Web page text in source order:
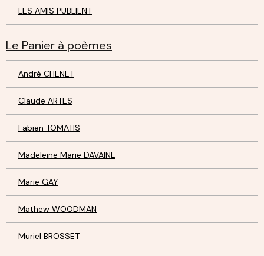
LES AMIS PUBLIENT
Le Panier à poèmes
André CHENET
Claude ARTES
Fabien TOMATIS
Madeleine Marie DAVAINE
Marie GAY
Mathew WOODMAN
Muriel BROSSET